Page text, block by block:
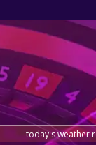
today's weather